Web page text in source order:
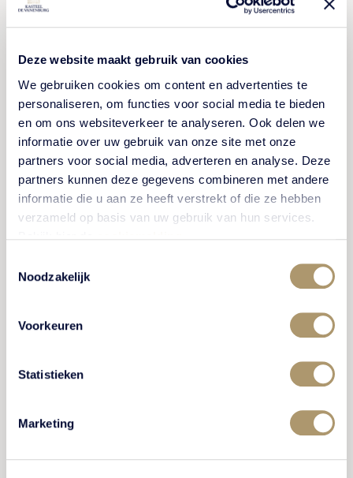
Deze website maakt gebruik van cookies
We gebruiken cookies om content en advertenties te
personaliseren, om functies voor social media te bieden
en om ons websiteverkeer te analyseren. Ook delen we
informatie over uw gebruik van onze site met onze
partners voor social media, adverteren en analyse. Deze
partners kunnen deze gegevens combineren met andere
informatie die u aan ze heeft verstrekt of die ze hebben
verzameld op basis van uw gebruik van hun services.
Noodzakelijk
Voorkeuren
Statistieken
Marketing